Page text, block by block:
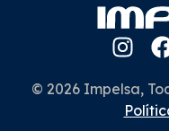
© 2026 Impelsa,